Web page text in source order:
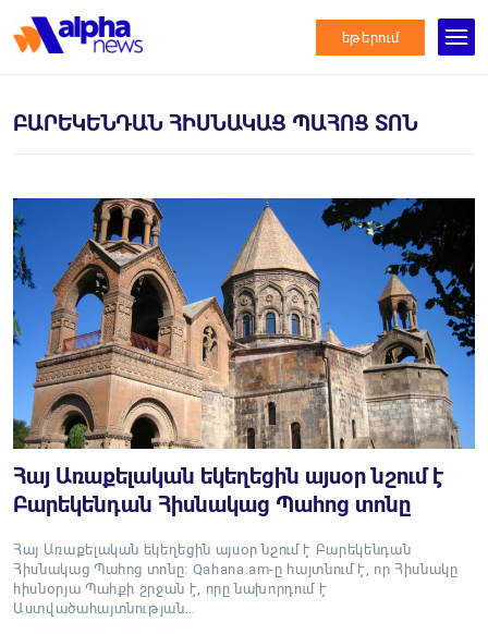
եթերում
ԲԱՐԵԿԵՆԴԱՆ ՀԻՍՆԱԿԱՑ ՊԱՀՈՑ ՏՈՆ
Հայ Առաքելական եկեղեցին այսօր նշում է
Բարեկենդան Հիսնակաց Պահոց տոնը
Հայ Առաքելական եկեղեցին այսօր նշում է Բարեկենդան
Հիսնակաց Պահոց տոնը։ Qahana.am-ը հայտնում է, որ Հիսնակը
հիսնօրյա Պահքի շրջան է, որը նախորդում է
Աստվածահայտնության…